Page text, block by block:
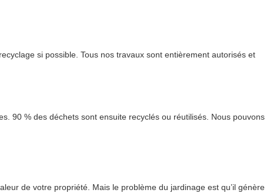
si possible. Tous nos travaux sont entièrement autorisés et
90 % des déchets sont ensuite recyclés ou réutilisés. Nous pouvons
de votre propriété. Mais le problème du jardinage est qu’il génère